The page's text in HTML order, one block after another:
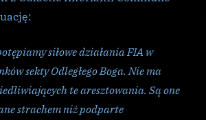
siłowe działania FIA w
sekty Odległego Boga. Nie ma
te aresztowania. Są one
strachem niż podparte